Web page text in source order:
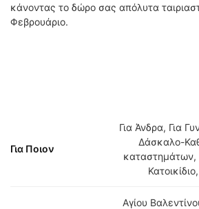
κάνοντας το δώρο σας απόλυτα
Φεβρουάριο.
Για Ποιον
Για Άνδρα, Για
Δάσκαλο-
καταστημάτων,
Αγίου